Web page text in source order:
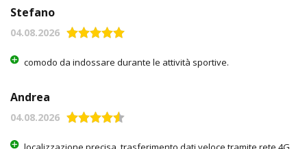
Stefano
04.08.2026
comodo da indossare durante le attività sportive.
Andrea
04.08.2026